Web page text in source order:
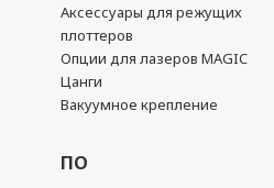
Аксессуары для режущих
плоттеров
Опции для лазеров MAGIC
Цанги
Вакуумное крепление
ПО